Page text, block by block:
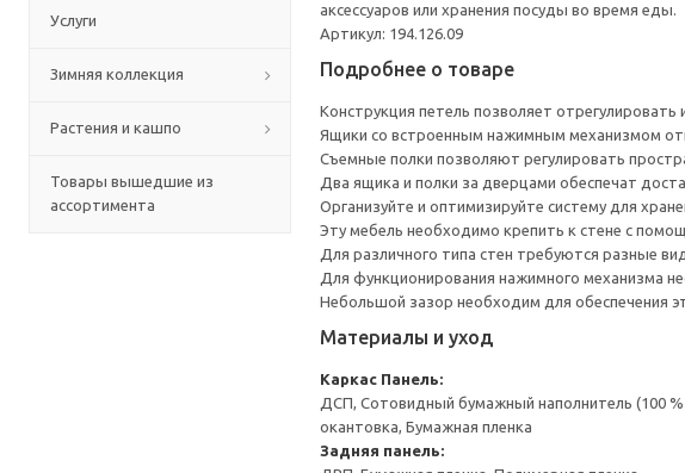
Услуги
Зимняя коллекция
Растения и кашпо
Товары вышедшие из
ассортимента
аксессуаров или хранения посуды во время еды.
Артикул: 194.126.09
Подробнее о товаре
Конструкция петель позволяет
Ящики со встроенным нажимным механизмом
Съемные полки позволяют регулировать
Два ящика и полки за дверцами обеспечат
Организуйте и оптимизируйте систему для
Эту мебель необходимо крепить к стене с
Для различного типа стен требуются разные
Для функционирования нажимного механизма
Небольшой зазор необходим для обеспечения
Материалы и уход
Каркас Панель:
ДСП, Сотовидный бумажный наполнитель (100
окантовка, Бумажная пленка
Задняя панель: